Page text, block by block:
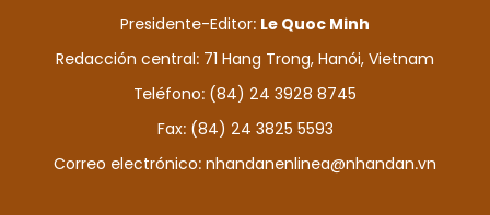
INTERNACIONAL
DEPORTES
VIAJES
PUENTE DE AMISTAD
Presidente-Editor: Le Quoc Minh
Redacción central: 71 Hang Trong, Hanói, Vietnam
Teléfono: (84) 24 3928 8745
Fax: (84) 24 3825 5593
Correo electrónico: nhandanenlinea@nhandan.vn